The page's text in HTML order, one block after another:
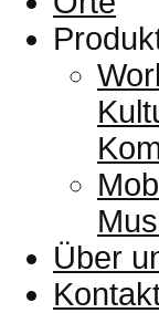
Über